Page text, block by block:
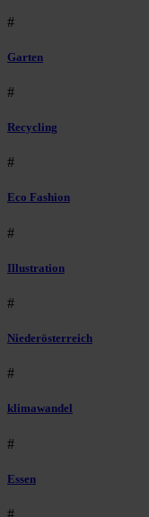
#
Garten
#
Recycling
#
Eco Fashion
#
Illustration
#
Niederösterreich
#
klimawandel
#
Essen
#